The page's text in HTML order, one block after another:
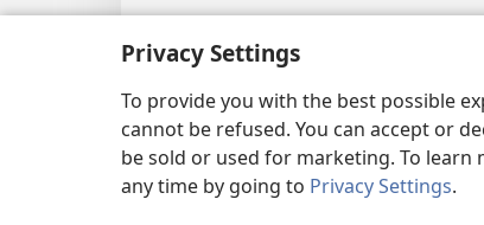
Privacy Settings
To provide you with the best possible
cannot be refused. You can accept or
be sold or used for marketing. To learn
any time by going to Privacy Settings.
Lektir
Copyright © 2026 Watch